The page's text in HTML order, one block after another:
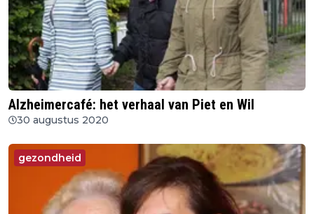
Alzheimercafé: het verhaal van Piet en Wil
30 augustus 2020
gezondheid